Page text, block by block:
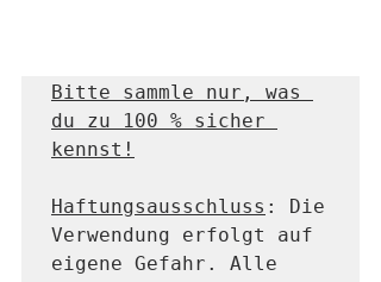
Bitte sammle nur, was
du zu 100 % sicher
kennst!
Haftungsausschluss : Die
Verwendung erfolgt auf
eigene Gefahr. Alle